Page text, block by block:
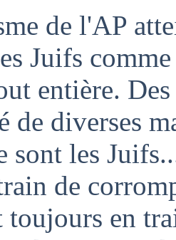
de l'AP
Juifs
entière.
de diverses
sont les
de
toujours en